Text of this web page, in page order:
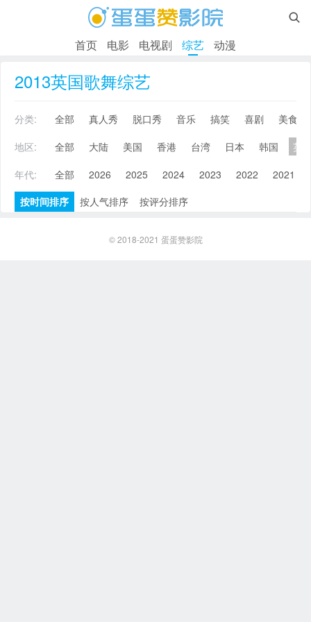

首页 电影 电视剧 综艺 动漫
2013英国歌舞综艺
分类: 全部 真人秀 脱口秀 音乐 搞笑 喜剧
美食
地区:
全部 大陆 美国 香港 台湾 日本 韩国
英
年代:
全部 2026 2025 2024 2023 2022 2021
按时间排序
按人气排序 按评分排序
© 2018-2021 蛋蛋赞影院